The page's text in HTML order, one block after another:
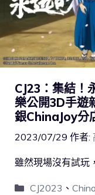
CJ23：集結！
樂公開3D手
銀ChinaJoy分
2023/07/29 作者:
雖然現場沒有試玩
CJ2023 、